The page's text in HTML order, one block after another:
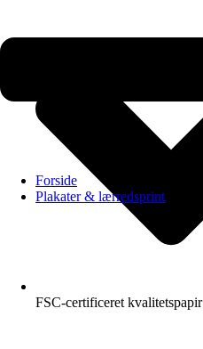
Forside
Plakater & lærredsprint
FSC-certificeret kvalitetspapir